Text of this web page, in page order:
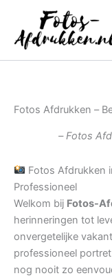
inhoud
Fotos Afdrukken –
– Fotos
Fotos Afdrukken
Professioneel
Welkom bij Fotos-
herinneringen tot
onvergetelijke
professioneel
nog nooit zo